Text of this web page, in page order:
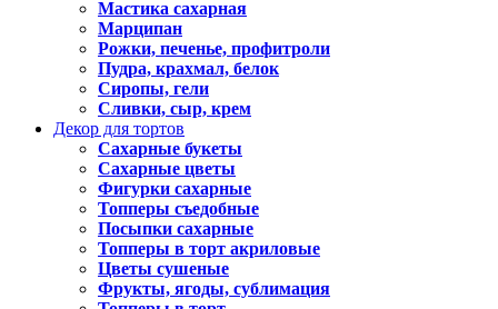
Мастика сахарная
Марципан
Рожки, печенье, профитроли
Пудра, крахмал, белок
Сиропы, гели
Сливки, сыр, крем
Декор для тортов
Сахарные букеты
Сахарные цветы
Фигурки сахарные
Топперы съедобные
Посыпки сахарные
Топперы в торт акриловые
Цветы сушеные
Фрукты, ягоды, сублимация